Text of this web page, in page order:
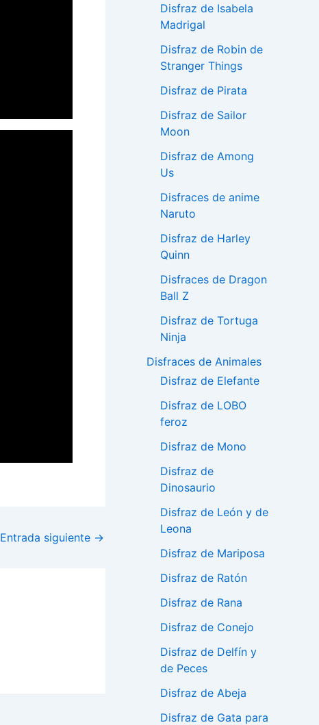
Entrada siguiente →
Disfraz de Isabela
Madrigal
Disfraz de Robin de
Stranger Things
Disfraz de Pirata
Disfraz de Sailor
Moon
Disfraz de Among
Us
Disfraces de anime
Naruto
Disfraz de Harley
Quinn
Disfraces de Dragon
Ball Z
Disfraz de Tortuga
Ninja
Disfraces de Animales
Disfraz de Elefante
Disfraz de LOBO
feroz
Disfraz de Mono
Disfraz de
Dinosaurio
Disfraz de León y de
Leona
Disfraz de Mariposa
Disfraz de Ratón
Disfraz de Rana
Disfraz de Conejo
Disfraz de Delfín y
de Peces
Disfraz de Abeja
Disfraz de Gata para